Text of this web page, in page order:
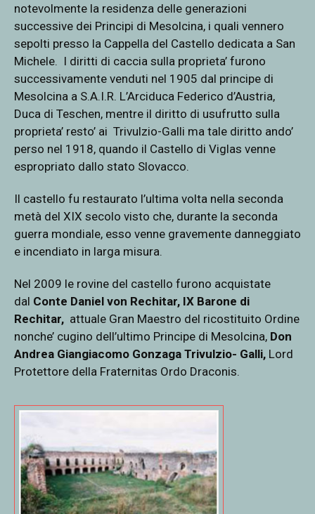
notevolmente la residenza delle generazioni
successive dei Principi di Mesolcina, i quali vennero
sepolti presso la Cappella del Castello dedicata a San
Michele. I diritti di caccia sulla proprieta’ furono
successivamente venduti nel 1905 dal principe di
Mesolcina a S.A.I.R. L’Arciduca Federico d’Austria,
Duca di Teschen, mentre il diritto di usufrutto sulla
proprieta’ resto’ ai Trivulzio-Galli ma tale diritto ando’
perso nel 1918, quando il Castello di Viglas venne
espropriato dallo stato Slovacco.
Il castello fu restaurato l’ultima volta nella seconda
metà del XIX secolo visto che, durante la seconda
guerra mondiale, esso venne gravemente danneggiato
e incendiato in larga misura.
Nel 2009 le rovine del castello furono acquistate
dal Conte Daniel von Rechitar, IX Barone di
Rechitar, attuale Gran Maestro del ricostituito Ordine
nonche’ cugino dell’ultimo Principe di Mesolcina, Don
Andrea Giangiacomo Gonzaga Trivulzio- Galli, Lord
Protettore della Fraternitas Ordo Draconis.